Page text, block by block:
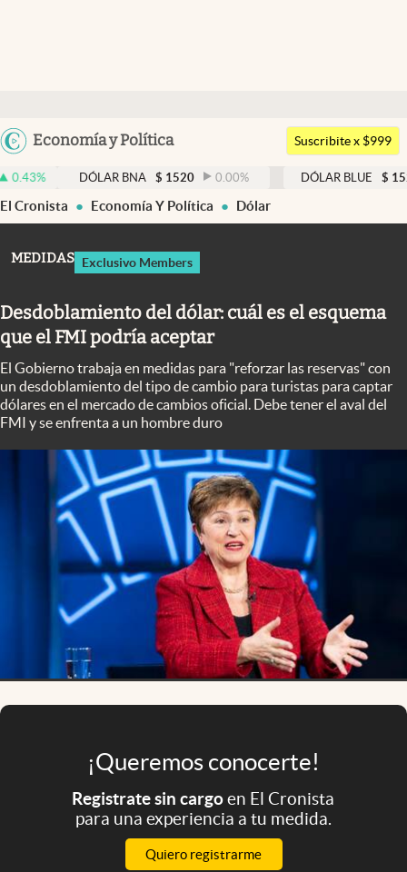
Argentina
Economía y Política
Members
Economía y Política
Finanzas y Mercados
Columnistas
Otras secciones
Apertura
Infotechnology
Clase
Mundial 2026
Eventos Corporativos
El Cronista Studio
abre en nueva pestaña
Argentina
Suscribite x $999
DÓLAR BNA $ 1520 0.00% DÓLAR BLUE $ 1525 -
El Cronista Economía Y Política Dólar
MEDIDAS Exclusivo Members
Desdoblamiento del dólar: cuál es el esquema
que el FMI podría aceptar
El Gobierno trabaja en medidas para "reforzar las reservas" con
un desdoblamiento del tipo de cambio para turistas para captar
dólares en el mercado de cambios oficial. Debe tener el aval del
FMI y se enfrenta a un hombre duro
¡Queremos conocerte!
Registrate sin cargoen El Cronista
para una experiencia a tu medida.
Quiero registrarme